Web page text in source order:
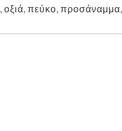
,οξιά,πεύκο,προσάναμμα,